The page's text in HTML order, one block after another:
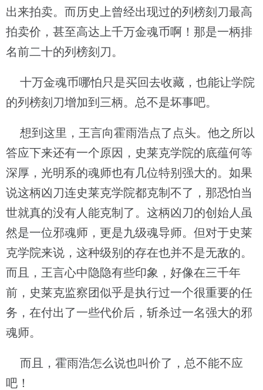
出来拍卖。而历史上曾经出现过的列榜刻刀最高
拍卖价，甚至高达上千万金魂币啊！那是一柄排
名前二十的列榜刻刀。
十万金魂币哪怕只是买回去收藏，也能让学院
的列榜刻刀增加到三柄。总不是坏事吧。
想到这里，王言向霍雨浩点了点头。他之所以
答应下来还有一个原因，史莱克学院的底蕴何等
深厚，光明系的魂师也有几位特别强大的。如果
说这柄凶刀连史莱克学院都克制不了，那恐怕当
世就真的没有人能克制了。这柄凶刀的创始人虽
然是一位邪魂师，更是九级魂导师。但对于史莱
克学院来说，这种级别的存在也并不是无敌的。
而且，王言心中隐隐有些印象，好像在三千年
前，史莱克监察团似乎是执行过一个很重要的任
务，在付出了一些代价后，斩杀过一名强大的邪
魂师。
而且，霍雨浩怎么说也叫价了，总不能不应
吧！